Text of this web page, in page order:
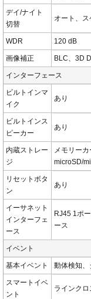
デイ/ナイト
切替
オート、
WDR 120 dB
画像補正 BLC、3D
インターフェース
ビルトインマ
イク
あり
ビルトインス
ピーカー
あり
内蔵ストレー
ジ
メモリーカ
microSD/
リセットボタ
ン
あり
イーサネット
インターフェ
ース
RJ45 1ポ
ース
イベント
基本イベント 動体検知
スマートイベ
ント
ラインク